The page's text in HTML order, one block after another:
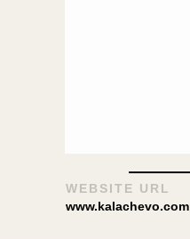
WEBSITE URL
www.kalachevo.com